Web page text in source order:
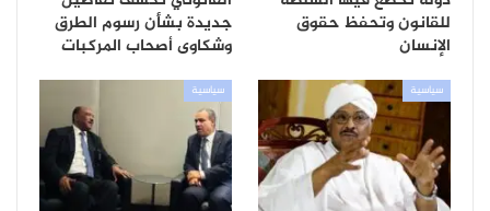
للقانون وتحفظ حقوق
الإنسان
جديدة بشأن رسوم الطرق
وشكاوى أصحاب المركبات
سياسية سياسية